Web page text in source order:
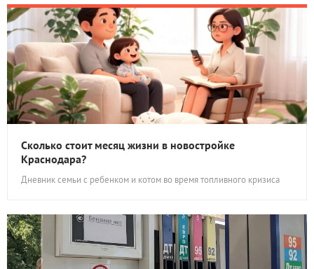
Сколько стоит месяц жизни в новостройке
Краснодара?
Дневник семьи с ребенком и котом во время топливного кризиса